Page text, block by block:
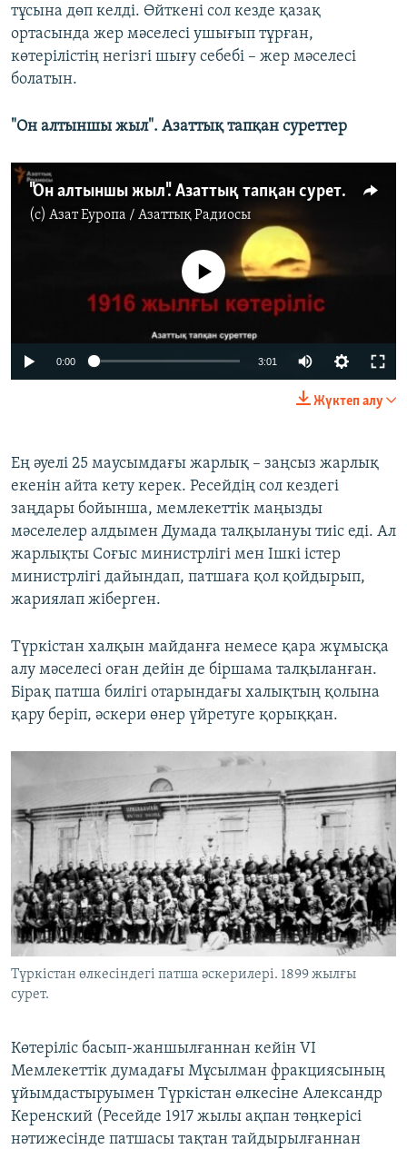
тұсына дөп келді. Өйткені сол кезде қазақ
ортасында жер мәселесі ушығып тұрған,
көтерілістің негізгі шығу себебі – жер мәселесі
болатын.
"Он алтыншы жыл". Азаттық тапқан суреттер
"Он алтыншы жыл". Азаттық тапқан суреттер
(c) Азат Еуропа / Азаттық Радиосы
No media source currently available
0:00 3:01
Жүктеп алу
Ең әуелі 25 маусымдағы жарлық – заңсыз жарлық
екенін айта кету керек. Ресейдің сол кездегі
заңдары бойынша, мемлекеттік маңызды
мәселелер алдымен Думада талқылануы тиіс еді. Ал
жарлықты Соғыс министрлігі мен Ішкі істер
министрлігі дайындап, патшаға қол қойдырып,
жариялап жіберген.
Түркістан халқын майданға немесе қара жұмысқа
алу мәселесі оған дейін де біршама талқыланған.
Бірақ патша билігі отарындағы халықтың қолына
қару беріп, әскери өнер үйретуге қорыққан.
Түркістан өлкесіндегі патша әскерилері. 1899 жылғы
сурет.
Көтеріліс басып-жаншылғаннан кейін VІ
Мемлекеттік думадағы Мұсылман фракциясының
ұйымдастыруымен Түркістан өлкесіне Александр
Керенский (Ресейде 1917 жылы ақпан төңкерісі
нәтижесінде патшасы тақтан тайдырылғаннан